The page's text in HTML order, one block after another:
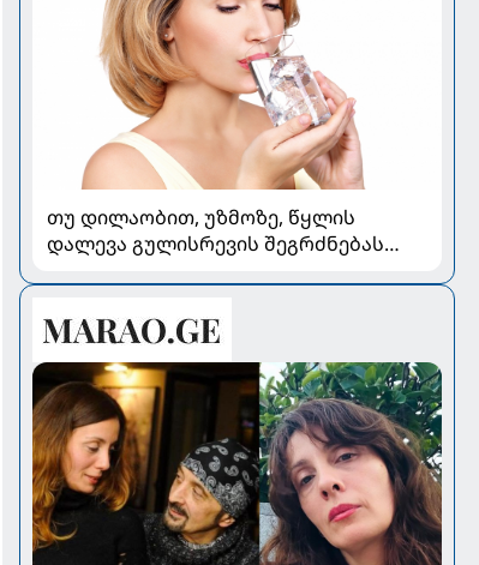
თუ დილაობით, უზმოზე, წყლის
დალევა გულისრევის შეგრძნებას